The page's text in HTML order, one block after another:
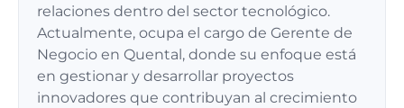
relaciones dentro del sector tecnológico.
Actualmente, ocupa el cargo de Gerente de
Negocio en Quental, donde su enfoque está
en gestionar y desarrollar proyectos
innovadores que contribuyan al crecimiento